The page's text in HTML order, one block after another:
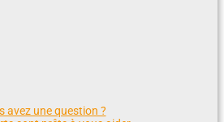
avez une question ?